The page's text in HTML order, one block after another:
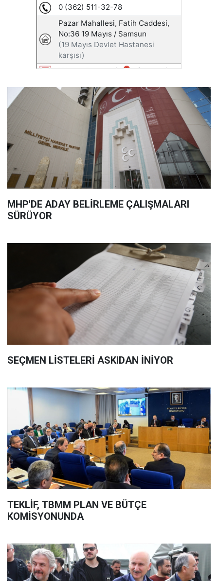
MHP'DE ADAY BELİRLEME ÇALIŞMALARI
SÜRÜYOR
SEÇMEN LİSTELERİ ASKIDAN İNİYOR
TEKLİF, TBMM PLAN VE BÜTÇE
KOMİSYONUNDA